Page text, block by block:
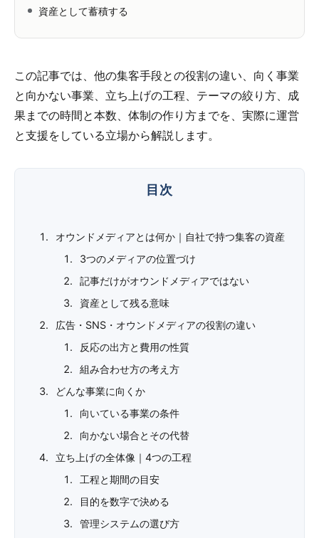
資産として蓄積する
この記事では、他の集客手段との役割の違い、向く事業
と向かない事業、立ち上げの工程、テーマの絞り方、成
果までの時間と本数、体制の作り方までを、実際に運営
と支援をしている立場から解説します。
オウンドメディアとは何か｜自社で持つ集客の資産
3つのメディアの位置づけ
記事だけがオウンドメディアではない
資産として残る意味
広告・SNS・オウンドメディアの役割の違い
反応の出方と費用の性質
組み合わせ方の考え方
どんな事業に向くか
向いている事業の条件
向かない場合とその代替
立ち上げの全体像｜4つの工程
工程と期間の目安
目的を数字で決める
管理システムの選び方